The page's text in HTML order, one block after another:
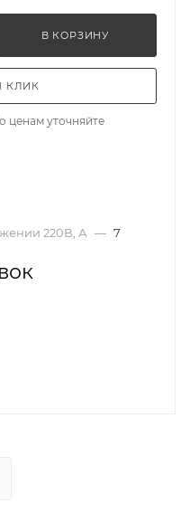
В КОРЗИНУ
КЛИК
ценам уточняйте
220В, А — 7